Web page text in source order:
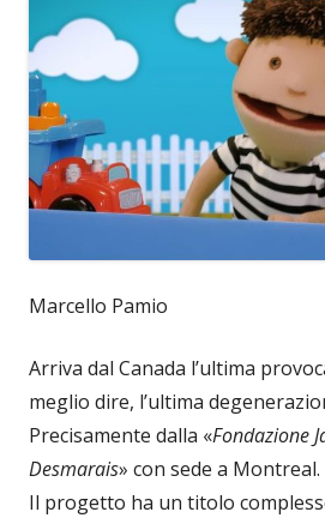
Marcello Pamio
Arriva dal Canada l’ultima
meglio dire, l’ultima
Precisamente dalla «Fondazione
Desmarais» con sede a Montreal.
Il progetto ha un titolo